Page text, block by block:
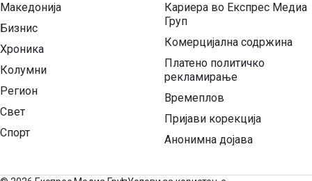
Македонија
Бизнис
Хроника
Колумни
Регион
Свет
Спорт
Кариера во Експрес Медиа
Груп
Комерцијална содржина
Платено политичко
рекламирање
Времеплов
Пријави корекција
Анонимна дојава